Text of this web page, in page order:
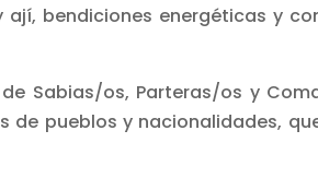
bendiciones energéticas y
Sabias/os, Parteras/os y
pueblos y nacionalidades,